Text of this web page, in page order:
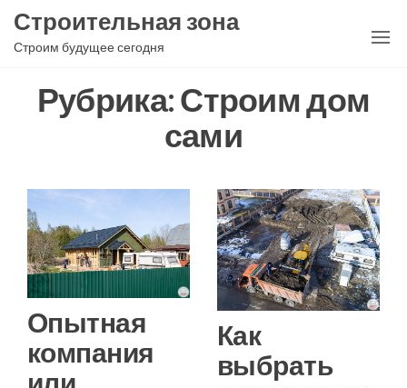
Перейти
Строительная зона
Строим будущее сегодня
Рубрика:Строим дом
сами
Опытная
компания
или
Как
выбрать